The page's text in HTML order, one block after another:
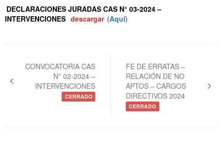
DECLARACIONES JURADAS CAS N° 03-2024 –
INTERVENCIONES descargar (Aquí)
entradas
CONVOCATORIA CAS
N° 02-2024 –
INTERVENCIONES
CERRADO
FE DE ERRATAS –
RELACIÓN DE NO
APTOS – CARGOS
DIRECTIVOS 2024
CERRADO